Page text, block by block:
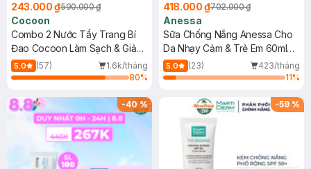
243.000 ₫590.000 ₫
Cocoon
Combo 2 Nước Tẩy Trang Bí
Đao Cocoon Làm Sạch & Giảm
Dầu 500ml
5.0 (57)
1.6k/tháng
80%
418.000 ₫702.000 ₫
Anessa
Sữa Chống Nắng Anessa Cho
Da Nhạy Cảm & Trẻ Em 60ml
(Mới)
5.0 (23)
423/tháng
11%
-40% -59 %